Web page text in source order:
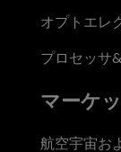
オプトエレ
プロセッサ
マーケ
航空宇宙お